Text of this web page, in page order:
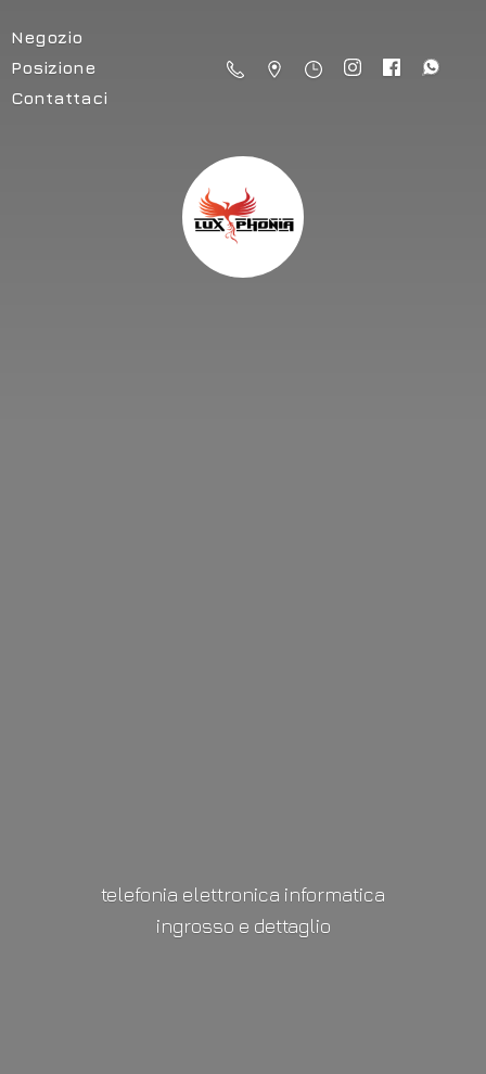
Negozio
Posizione
Contattaci
telefonia elettronica informatica
ingrosso e dettaglio